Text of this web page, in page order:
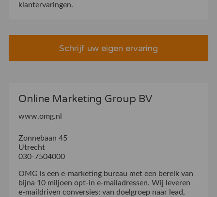
klantervaringen.
Schrijf uw eigen ervaring
Online Marketing Group BV
www.omg.nl
Zonnebaan 45
Utrecht
030-7504000
OMG is een e-marketing bureau met een bereik van
bijna 10 miljoen opt-in e-mailadressen. Wij leveren
e-maildriven conversies: van doelgroep naar lead,